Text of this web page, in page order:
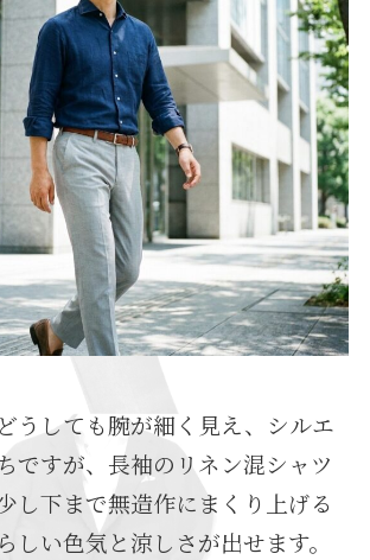
うしても腕が細く見え、シルエ
ですが、長袖のリネン混シャツ
し下まで無造作にまくり上げる
しい色気と涼しさが出せます。